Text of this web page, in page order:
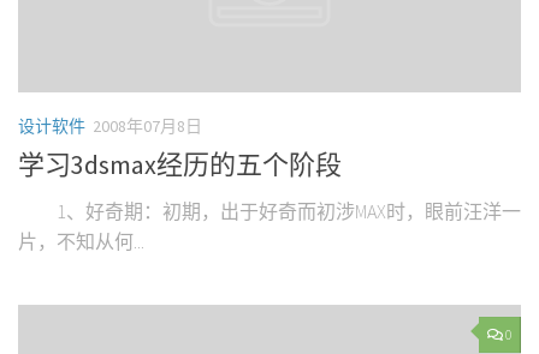
设计软件 2008年07月8日
学习3dsmax经历的五个阶段
1、好奇期：初期，出于好奇而初涉MAX时，眼前汪洋一
片，不知从何...
0